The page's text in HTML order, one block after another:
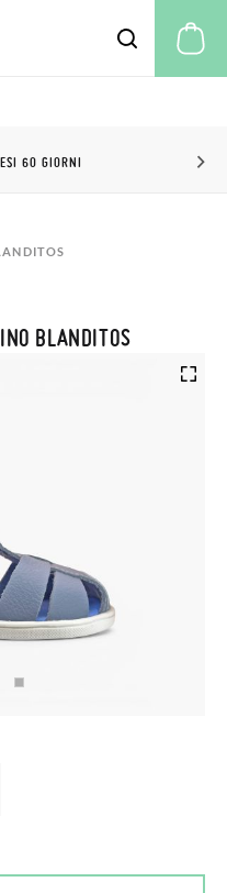
60 GIORNI
BLANDITOS